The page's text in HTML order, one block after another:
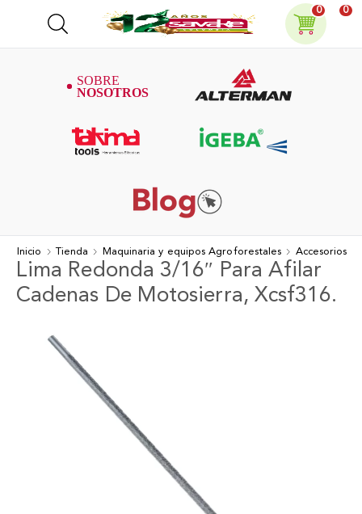
0 0
Inicio Tienda Maquinaria y equipos Agroforestales Accesorios
Lima Redonda 3/16″ Para Afilar
Cadenas De Motosierra, Xcsf316.